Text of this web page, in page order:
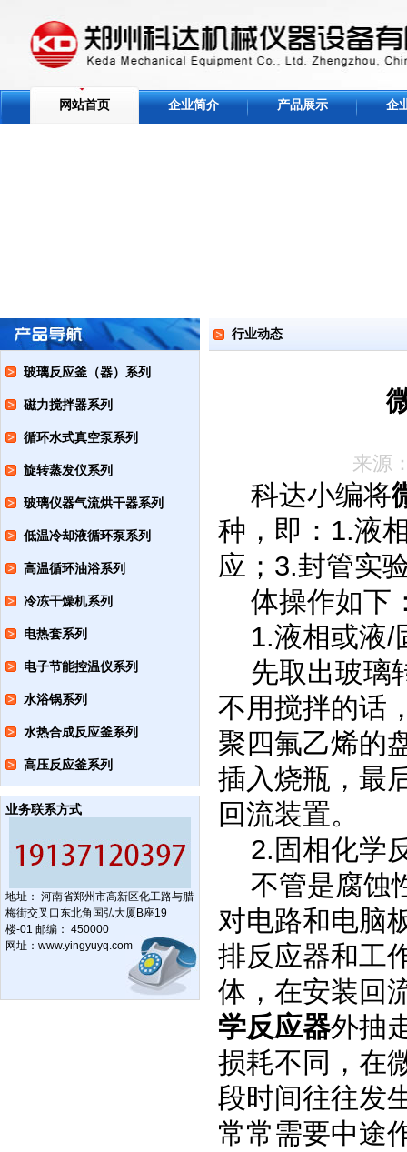
网站首页 企业简介 产品展示 企
行业动态
来源
科达小编将
种，即：1.液
应；3.封管实
体操作如下
1.液相或液/
先取出玻璃
不用搅拌的话
聚四氟乙烯的
插入烧瓶，最
回流装置。
2.固相化学
不管是腐蚀
对电路和电脑
排反应器和工
体，在安装回
学反应器外抽
损耗不同，在
段时间往往发
常常需要中途
玻璃反应釜（器）系列
磁力搅拌器系列
循环水式真空泵系列
旋转蒸发仪系列
玻璃仪器气流烘干器系列
低温冷却液循环泵系列
高温循环油浴系列
冷冻干燥机系列
电热套系列
电子节能控温仪系列
水浴锅系列
水热合成反应釜系列
高压反应釜系列
业务联系方式
地址： 河南省郑州市高新区化工路与腊
梅街交叉口东北角国弘大厦B座19
楼-01 邮编： 450000
网址： www.yingyuyq.com